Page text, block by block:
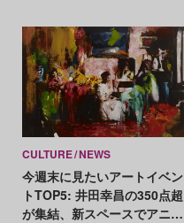
「Economy and Love」
CULTURE NEWS
今週末に見たいアートイベン
トTOP5: 井田幸昌の350点超
が集結、新スペースでアニッ